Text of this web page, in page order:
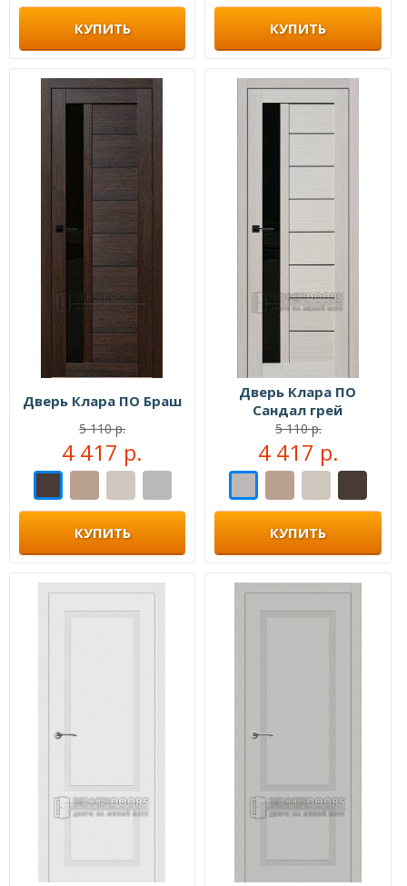
КУПИТЬ КУПИТЬ
Дверь Клара ПО Браш
5 110 р.
4 417 р.
КУПИТЬ
Дверь Клара ПО
Сандал грей
5 110 р.
4 417 р.
КУПИТЬ